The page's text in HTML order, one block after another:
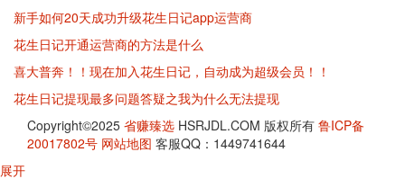
新手如何20天成功升级花生日记app运营商
花生日记开通运营商的方法是什么
喜大普奔！！现在加入花生日记，自动成为超级会员！！
花生日记提现最多问题答疑之我为什么无法提现
Copyright©2025 省赚臻选 HSRJDL.COM 版权所有 鲁ICP备
20017802号 网站地图 客服QQ：1449741644
展开